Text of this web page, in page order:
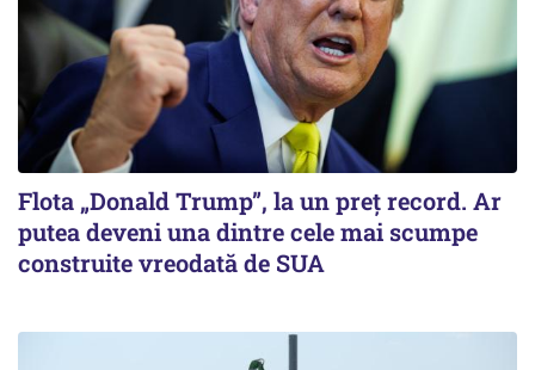
Flota „Donald Trump”, la un preț record. Ar
putea deveni una dintre cele mai scumpe
construite vreodată de SUA